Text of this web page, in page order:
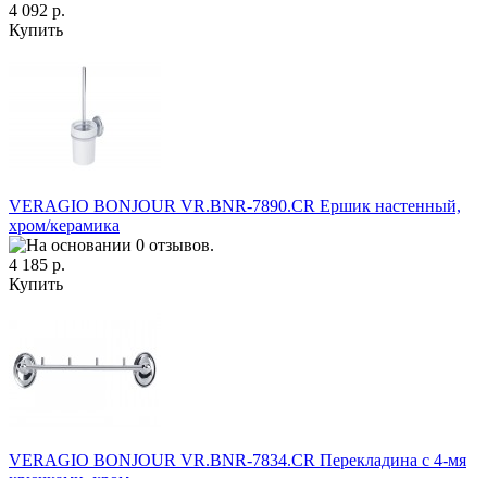
4 092 р.
Купить
VERAGIO BONJOUR VR.BNR-7890.CR Ершик настенный,
хром/керамика
4 185 р.
Купить
VERAGIO BONJOUR VR.BNR-7834.CR Перекладина с 4-мя